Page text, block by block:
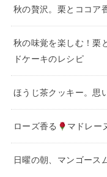
秋の贅沢。栗とココア
秋の味覚を楽しむ！栗
ドケーキのレシピ
ほうじ茶クッキー。思
ローズ香る マドレー
日曜の朝、マンゴース